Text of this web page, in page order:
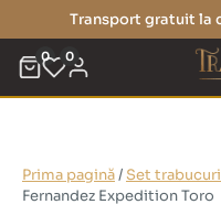
Transport gratuit la
0 0
Prima pagină/Set
Fernandez Expedition Toro